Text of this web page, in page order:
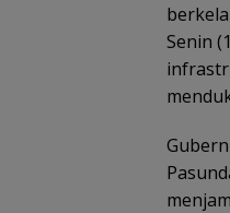
Senin